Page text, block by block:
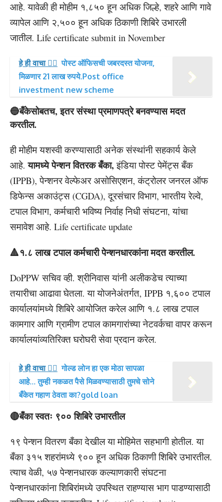
आहे. यावेळी ही मोहीम १,८५० हून अधिक जिल्हे, शहरे आणि गावे
व्यापेल आणि २,५०० हून अधिक ठिकाणी शिबिरे उभारली
जातील. Life certificate submit in November
हे ही वाचा 👉🏻 पोस्ट ऑफिसची जबरदस्त योजना,
मिळणार 21 लाख रुपये.Post office
investment new scheme
🔵बँकेसोबतच, इतर संस्था प्रमाणपत्रे बनवण्यास मदत
करतील.
ही मोहीम यशस्वी करण्यासाठी अनेक संस्थांनी सहकार्य केले
आहे.यामध्ये पेन्शन वितरक बँका, इंडिया पोस्ट पेमेंट्स बँक
(IPPB), पेन्शनर वेल्फेअर असोसिएशन, कंट्रोलर जनरल ऑफ
डिफेन्स अकाउंट्स (CGDA), दूरसंचार विभाग, भारतीय रेल्वे,
टपाल विभाग, कर्मचारी भविष्य निर्वाह निधी संघटना, यांचा
समावेश आहे. Life certificate update
🔺१.८ लाख टपाल कर्मचारी पेन्शनधारकांना मदत करतील.
DoPPW सचिव व्ही. श्रीनिवास यांनी अलीकडेच त्याच्या
तयारीचा आढावा घेतला. या योजनेअंतर्गत, IPPB १,६०० टपाल
कार्यालयांमध्ये शिबिरे आयोजित करेल आणि १.८ लाख टपाल
कामगार आणि ग्रामीण टपाल कामगारांच्या नेटवर्कचा वापर करून
कार्यालयांव्यतिरिक्त घरोघरी सेवा प्रदान करेल.
हे ही वाचा 👉🏻 गोल्ड लोन हा एक मोठा सापळा
आहे... तुम्ही नकळत पैसे मिळवण्यासाठी तुमचे सोने
बँकेत गहाण ठेवता का?gold loan
🔴बँका स्वतः ९०० शिबिरे उभारतील
१९ पेन्शन वितरण बँका देखील या मोहिमेत सहभागी होतील. या
बँका ३१५ शहरांमध्ये ९०० हून अधिक ठिकाणी शिबिरे उभारतील.
त्याच वेळी, ५७ पेन्शनधारक कल्याणकारी संघटना
पेन्शनधारकांना शिबिरांमध्ये उपस्थित राहण्यास भाग पाडण्यासाठी